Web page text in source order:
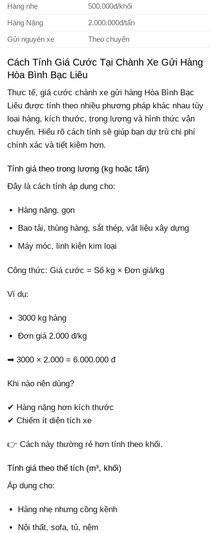
Hàng nhẹ
500.000đ/khối
Hàng Nặng
2.000.000đ/tấn
Gửi nguyên xe
Theo chuyến
Cách Tính Giá Cước Tại Chành Xe Gửi Hàng
Hòa Bình Bạc Liêu
Thực tế, giá cước chành xe gửi hàng Hòa Bình Bạc
Liêu được tính theo nhiều phương pháp khác nhau tùy
loại hàng, kích thước, trọng lượng và hình thức vận
chuyển. Hiểu rõ cách tính sẽ giúp bạn dự trù chi phí
chính xác và tiết kiệm hơn.
Tính giá theo trọng lượng (kg hoặc tấn)
Đây là cách tính áp dụng cho:
Hàng nặng, gọn
Bao tải, thùng hàng, sắt thép, vật liệu xây dựng
Máy móc, linh kiện kim loại
Công thức: Giá cước = Số kg × Đơn giá/kg
Ví dụ:
3000 kg hàng
Đơn giá 2.000 đ/kg
➡ 3000 × 2.000 = 6.000.000 đ
Khi nào nên dùng?
✔ Hàng nặng hơn kích thước
✔ Chiếm ít diện tích xe
👉 Cách này thường rẻ hơn tính theo khối.
Tính giá theo thể tích (m³, khối)
Áp dụng cho:
Hàng nhẹ nhưng cồng kềnh
Nội thất, sofa, tủ, nệm